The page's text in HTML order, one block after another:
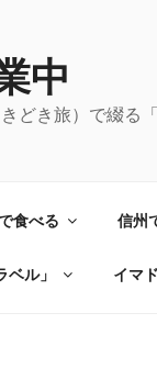
中
どき旅）で綴る
食べる 信州
ル」 イマ